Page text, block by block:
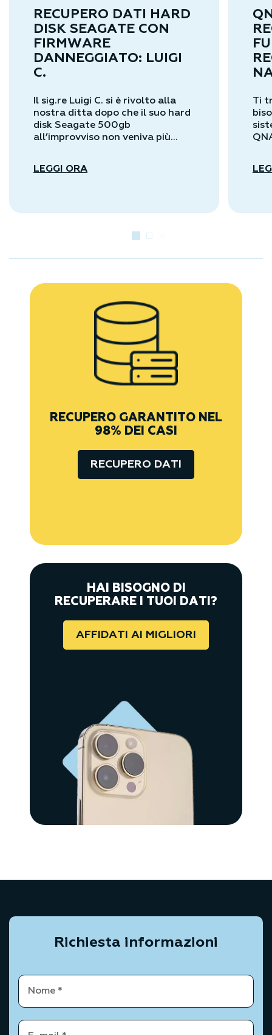
RECUPERO DATI HARD
DISK SEAGATE CON
FIRMWARE
DANNEGGIATO: LUIGI
C.
Il sig.re Luigi C. si è rivolto alla
nostra ditta dopo che il suo hard
disk Seagate 500gb
all’improvviso non veniva più...
LEGGI ORA
Ti
RECUPERO GARANTITO NEL
98% DEI CASI
RECUPERO DATI
HAI BISOGNO DI
RECUPERARE I TUOI DATI?
AFFIDATI AI MIGLIORI
Richiesta informazioni